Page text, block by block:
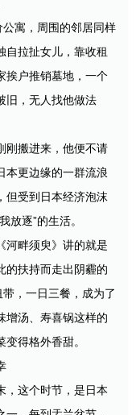
公寓，周围的邻居同样
自拉扯女儿，靠收租
挨户推销墓地，一个
旧，无人找他做法
刚搬进来，他便不请
本更边缘的一群流浪
但受到日本经济泡沫
放逐”的生活。
河畔须臾》讲的就是
的扶持而走出阴霾的
，一日三餐，成为了
增汤、寿喜锅这样的
得格外香甜。
，这个时节，是日本